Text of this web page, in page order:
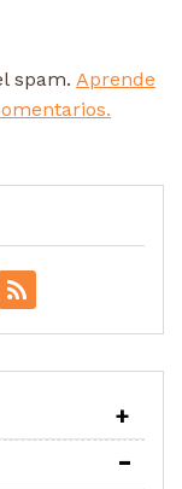
spam. Aprende